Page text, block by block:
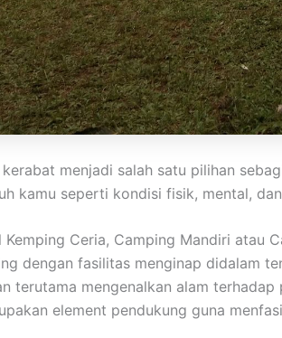
menjadi salah satu pilihan
kamu seperti kondisi fisik, mental,
Ceria, Camping Mandiri
dengan fasilitas menginap didalam
terutama mengenalkan alam
element pendukung guna